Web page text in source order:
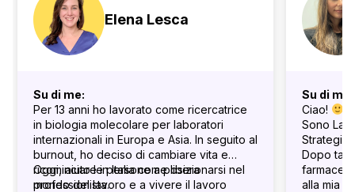
Elena Lesca
Su di me:
Per 13 anni ho lavorato come ricercatrice
in biologia molecolare per laboratori
internazionali in Europa e Asia. In seguito al
burnout, ho deciso di cambiare vita e
ricominciare in Italia come libera
professionista.
Oggi, aiuto le persone a posizionarsi nel
mondo del lavoro e a vivere il lavoro
Su di me:
Ciao!
Sono
Strategist.
Dopo
alla mia